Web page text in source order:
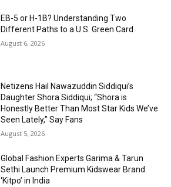
EB-5 or H-1B? Understanding Two
Different Paths to a U.S. Green Card
August 6, 2026
Netizens Hail Nawazuddin Siddiqui’s
Daughter Shora Siddiqui; “Shora is
Honestly Better Than Most Star Kids We’ve
Seen Lately,” Say Fans
August 5, 2026
Global Fashion Experts Garima & Tarun
Sethi Launch Premium Kidswear Brand
‘Kitpo’ in India